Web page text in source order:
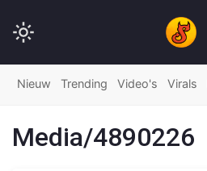
Nieuw Trending Video's Virals
Media/4890226